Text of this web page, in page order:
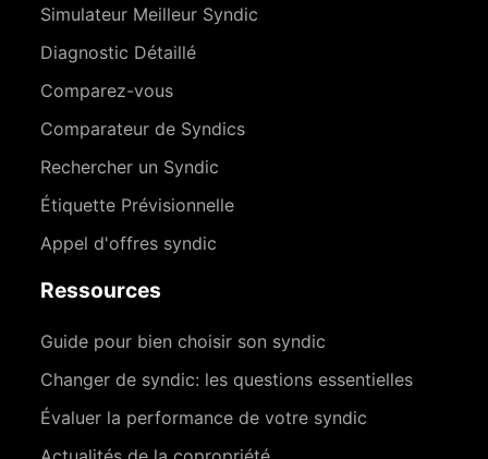
Simulateur Meilleur Syndic
Diagnostic Détaillé
Comparez-vous
Comparateur de Syndics
Rechercher un Syndic
Étiquette Prévisionnelle
Appel d'offres syndic
Ressources
Guide pour bien choisir son syndic
Changer de syndic: les questions essentielles
Évaluer la performance de votre syndic